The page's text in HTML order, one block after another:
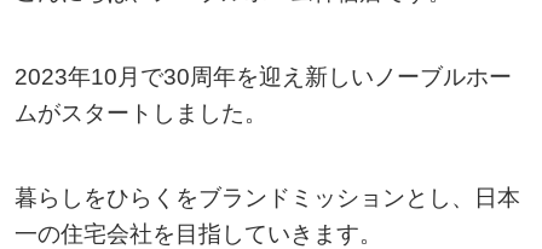
2023年10月で30周年を迎え新しいノーブルホー
ムがスタートしました。
暮らしをひらくをブランドミッションとし、日本
一の住宅会社を目指していきます。